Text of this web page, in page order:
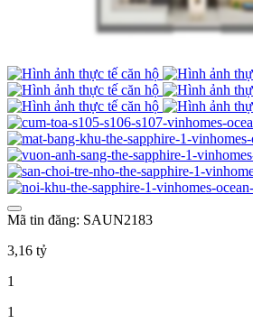
Mã tin đăng: SAUN2183
3,16 tỷ
1
1